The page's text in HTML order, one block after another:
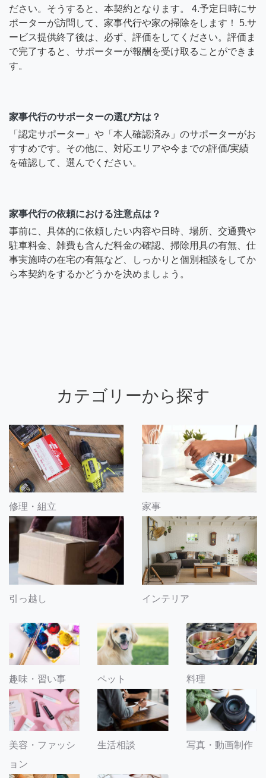
ださい。そうすると、本契約となります。 4.予定日時にサ
ポーターが訪問して、家事代行や家の掃除をします！ 5.サ
ービス提供終了後は、必ず、評価をしてください。評価ま
で完了すると、サポーターが報酬を受け取ることができま
す。
家事代行のサポーターの選び方は？
「認定サポーター」や「本人確認済み」のサポーターがお
すすめです。その他に、対応エリアや今までの評価/実績
を確認して、選んでください。
家事代行の依頼における注意点は？
事前に、具体的に依頼したい内容や日時、場所、交通費や
駐車料金、雑費も含んだ料金の確認、掃除用具の有無、仕
事実施時の在宅の有無など、しっかりと個別相談をしてか
ら本契約をするかどうかを決めましょう。
カテゴリーから探す
修理・組立 家事
引っ越し インテリア
趣味・習い事 ペット 料理
美容・ファッシ
ョン
生活相談 写真・動画制作